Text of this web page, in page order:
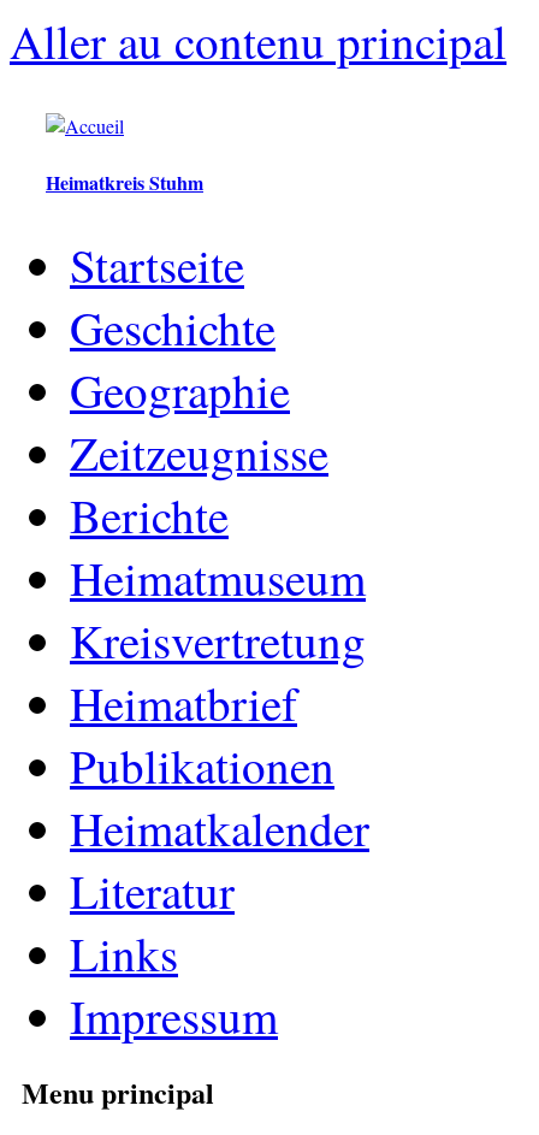
Aller au contenu principal
Heimatkreis Stuhm
Startseite
Geschichte
Geographie
Zeitzeugnisse
Berichte
Heimatmuseum
Kreisvertretung
Heimatbrief
Publikationen
Heimatkalender
Literatur
Links
Impressum
Menu principal